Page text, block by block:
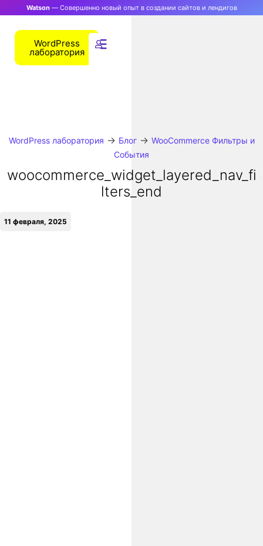
Watson— Совершенно новый опыт в создании сайтов и лендигов
WordPress
лаборатория
WordPress лаборатория → Блог→ WooCommerce Фильтры и
События
woocommerce_widget_layered_nav_fi
lters_end
11 февраля, 2025